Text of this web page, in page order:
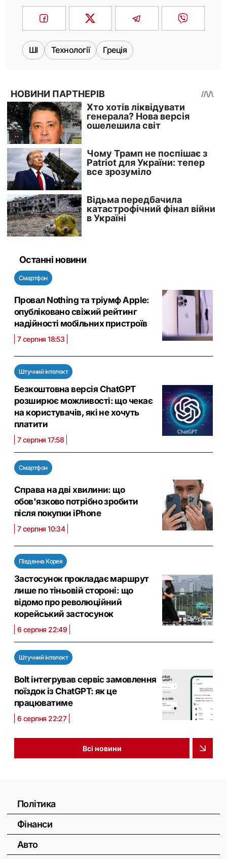
ШІ Технології Греція
Останні новини
Смартфон
Провал Nothing та тріумф Apple:
опубліковано свіжий рейтинг
надійності мобільних пристроїв
7 серпня 18:53
Штучний інтелект
Безкоштовна версія ChatGPT
розширює можливості: що чекає
на користувачів, які не хочуть
платити
7 серпня 17:58
Смартфон
Справа на дві хвилини: що
обов'язково потрібно зробити
після покупки iPhone
7 серпня 10:34
Південна Корея
Застосунок прокладає маршрут
лише по тіньовій стороні: що
відомо про революційний
корейський застосунок
6 серпня 22:49
Штучний інтелект
Bolt інтегрував сервіс замовлення
поїздок із ChatGPT: як це
працюватиме
6 серпня 22:27
Всі новини
Політика
Фінанси
Авто